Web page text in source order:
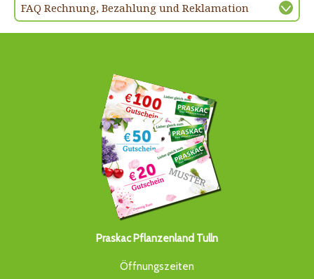
FAQ Rechnung, Bezahlung und Reklamation
Praskac Pflanzenland Tulln
Öffnungszeiten